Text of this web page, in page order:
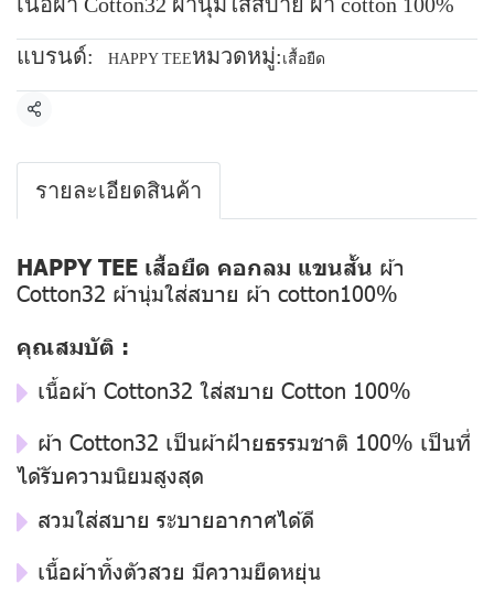
แบรนด์: HAPPY TEEหมวดหมู่: เสื้อยืด
แชร์
รายละเอียดสินค้า
HAPPY TEE เสื้อยืด คอกลม แขนสั้น ผ้า
Cotton32 ผ้านุ่มใส่สบาย ผ้า cotton100%
คุณสมบัติ :
เนื้อผ้า Cotton32 ใส่สบาย Cotton 100%
ผ้า Cotton32 เป็นผ้าฝ้ายธรรมชาติ 100% เป็นที่
ได้รับความนิยมสูงสุด
สวมใส่สบาย ระบายอากาศได้ดี
เนื้อผ้าทิ้งตัวสวย มีความยืดหยุ่น